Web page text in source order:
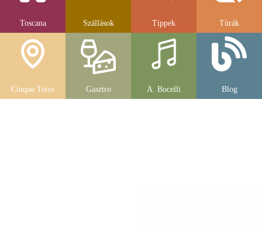
Toscana Szállások Tippek Túrák
Cinque Terre Gasztro A. Bocelli Blog